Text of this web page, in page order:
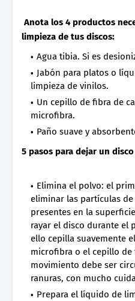
Anota los 4 productos
limpieza de tus discos:
Agua tibia. Si es
Jabón para platos o
limpieza de vinilos.
Un cepillo de fibra de
microfibra.
Paño suave y
5 pasos para dejar un
Elimina el polvo: el
eliminar las partículas
presentes en la
rayar el disco durante el
ello cepilla suavemente
microfibra o el cepillo de
movimiento debe ser
ranuras, con mucho
Prepara el líquido de